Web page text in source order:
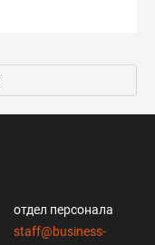
отдел персонала
staff@business-